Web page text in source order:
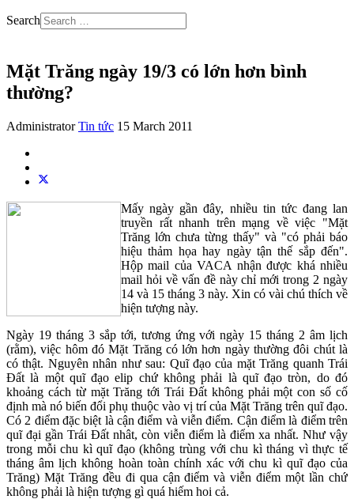
Search
Mặt Trăng ngày 19/3 có lớn hơn bình
thường?
Administrator Tin tức 15 March 2011
Mấy ngày gần đây, nhiều tin tức đang lan
truyền rất nhanh trên mạng về việc "Mặt
Trăng lớn chưa từng thấy" và "có phải báo
hiệu thảm họa hay ngày tận thế sắp đến".
Hộp mail của VACA nhận được khá nhiều
mail hỏi về vấn đề này chỉ mới trong 2 ngày
14 và 15 tháng 3 này. Xin có vài chú thích về
hiện tượng này.
Ngày 19 tháng 3 sắp tới, tương ứng với ngày 15 tháng 2 âm lịch
(rằm), việc hôm đó Mặt Trăng có lớn hơn ngày thường đôi chút là
có thật. Nguyên nhân như sau: Quĩ đạo của mặt Trăng quanh Trái
Đất là một quĩ đạo elip chứ không phải là quĩ đạo tròn, do đó
khoảng cách từ mặt Trăng tới Trái Đất không phải một con số cố
định mà nó biến đổi phụ thuộc vào vị trí của Mặt Trăng trên quĩ đạo.
Có 2 điểm đặc biệt là cận điểm và viễn điểm. Cận điểm là điểm trên
quĩ đại gần Trái Đất nhât, còn viễn điểm là điểm xa nhất. Như vậy
trong mỗi chu kì quĩ đạo (không trùng với chu kì tháng vì thực tế
tháng âm lịch không hoàn toàn chính xác với chu kì quĩ đạo của
Trăng) Mặt Trăng đều đi qua cận điểm và viễn điểm một lần chứ
không phải là hiện tượng gì quá hiếm hoi cả.